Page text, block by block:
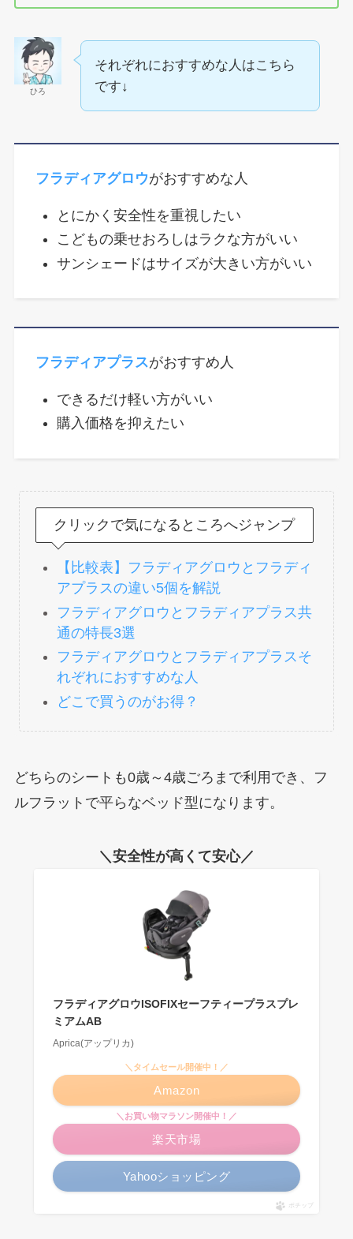
ひろ
それぞれにおすすめな人はこちら
です↓
フラディアグロウがおすすめな人
とにかく安全性を重視したい
こどもの乗せおろしはラクな方がいい
サンシェードはサイズが大きい方がいい
フラディアプラスがおすすめ人
できるだけ軽い方がいい
購入価格を抑えたい
クリックで気になるところへジャンプ
【比較表】フラディアグロウとフラディ
アプラスの違い5個を解説
フラディアグロウとフラディアプラス共
通の特長3選
フラディアグロウとフラディアプラスそ
れぞれにおすすめな人
どこで買うのがお得？
どちらのシートも0歳～4歳ごろまで利用でき、フ
ルフラットで平らなベッド型になります。
＼安全性が高くて安心／
フラディアグロウISOFIXセーフティープラスプレ
ミアムAB
Aprica(アップリカ)
＼タイムセール開催中！／
Amazon
＼お買い物マラソン開催中！／
楽天市場
Yahooショッピング
ポチップ